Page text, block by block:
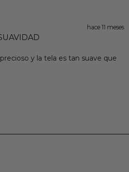
hace 11 meses
y la tela es tan suave que